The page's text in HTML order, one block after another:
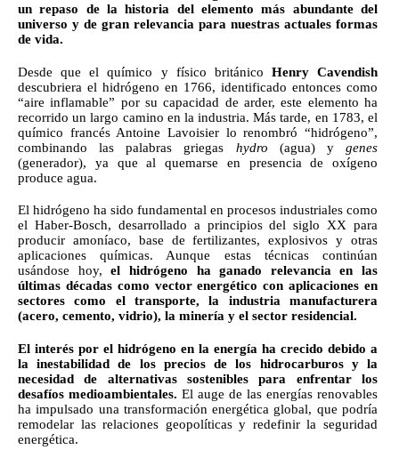
un repaso de la historia del elemento más abundante del
universo y de gran relevancia para nuestras actuales formas
de vida.
Desde que el químico y físico británico Henry Cavendish
descubriera el hidrógeno en 1766, identificado entonces como
“aire inflamable” por su capacidad de arder, este elemento ha
recorrido un largo camino en la industria. Más tarde, en 1783, el
químico francés Antoine Lavoisier lo renombró “hidrógeno”,
combinando las palabras griegas hydro (agua) y genes
(generador), ya que al quemarse en presencia de oxígeno
produce agua.
El hidrógeno ha sido fundamental en procesos industriales como
el Haber-Bosch, desarrollado a principios del siglo XX para
producir amoníaco, base de fertilizantes, explosivos y otras
aplicaciones químicas. Aunque estas técnicas continúan
usándose hoy, el hidrógeno ha ganado relevancia en las
últimas décadas como vector energético con aplicaciones en
sectores como el transporte, la industria manufacturera
(acero, cemento, vidrio), la minería y el sector residencial.
El interés por el hidrógeno en la energía ha crecido debido a
la inestabilidad de los precios de los hidrocarburos y la
necesidad de alternativas sostenibles para enfrentar los
desafíos medioambientales. El auge de las energías renovables
ha impulsado una transformación energética global, que podría
remodelar las relaciones geopolíticas y redefinir la seguridad
energética.